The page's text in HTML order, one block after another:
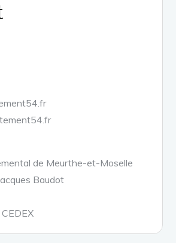
de Meurthe-et-Moselle
Baudot